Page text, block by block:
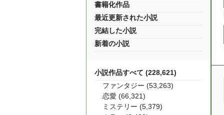
書籍化作品
最近更新された小説
完結した小説
新着の小説
小説作品すべて (228,621)
ファンタジー (53,263)
恋愛 (66,321)
ミステリー (5,379)